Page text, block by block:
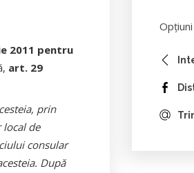
2011 pentru
art. 29
prin
de
consular
După